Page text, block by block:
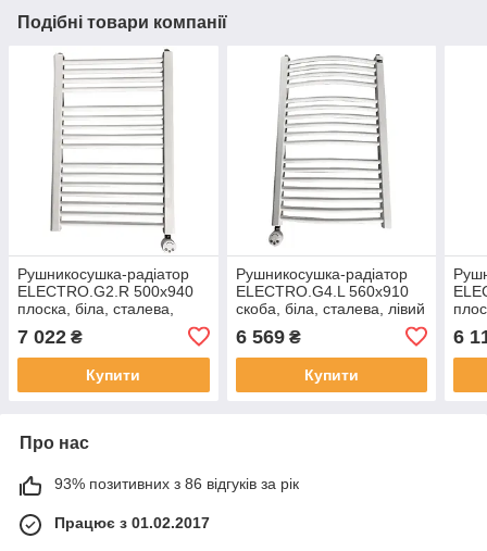
Подібні товари компанії
Рушникосушка-радіатор
ELECTRO.G2.R 500х940
плоска, біла, сталева,
7 022 ₴
Купити
Рушникосушка-радіатор
ELECTRO.G4.L 560х910
скоба, біла, сталева, лівий
6 569₴
Купити
6
Про нас
93% позитивних з 86 відгуків за рік
Працює з 01.02.2017